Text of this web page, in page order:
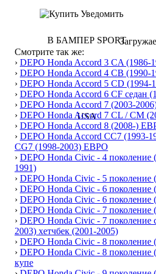
Уведомить
Смотрите так же:
› DEPO Honda Accord 3 CA (1986-
› DEPO Honda Accord 4 CB (1990-
› DEPO Honda Accord 5 CD (1994-
› DEPO Honda Accord 6 CF седан
› DEPO Honda Accord 7 (2003-
› DEPO Honda Accord 7 CL / CM
› DEPO Honda Accord 8 (2008-)
› DEPO Honda Accord СС7 (1993-
CG7 (1998-2003) ЕВРО
› DEPO Honda Civic - 4 поколение
1991)
› DEPO Honda Civic - 5 поколение
› DEPO Honda Civic - 6 поколение
› DEPO Honda Civic - 6 поколение
› DEPO Honda Civic - 7 поколение
› DEPO Honda Civic - 7 поколение
2003) хетчбек (2001-2005)
› DEPO Honda Civic - 8 поколение
› DEPO Honda Civic - 8 поколение
купе